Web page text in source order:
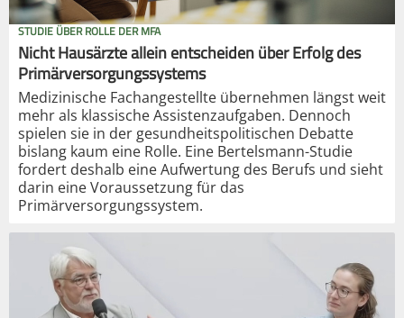
STUDIE ÜBER ROLLE DER MFA
Nicht Hausärzte allein entscheiden über Erfolg des
Primärversorgungssystems
Medizinische Fachangestellte übernehmen längst weit
mehr als klassische Assistenzaufgaben. Dennoch
spielen sie in der gesundheitspolitischen Debatte
bislang kaum eine Rolle. Eine Bertelsmann-Studie
fordert deshalb eine Aufwertung des Berufs und sieht
darin eine Voraussetzung für das
Primärversorgungssystem.